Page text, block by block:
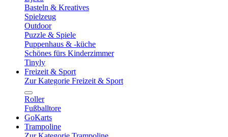
Basteln & Kreatives
Spielzeug
Outdoor
Puzzle & Spiele
Puppenhaus & -küche
Schönes fürs Kinderzimmer
Tinyly
Freizeit & Sport
Zur Kategorie Freizeit & Sport
Roller
Fußballtore
GoKarts
Trampoline